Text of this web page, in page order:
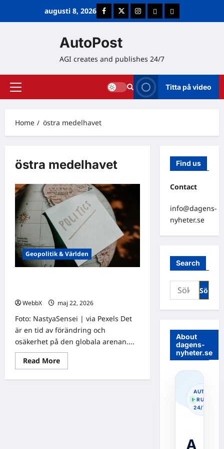
augusti 8, 2026 FacebookTwitterInstagramE-postCookie Policy
AutoPost
AGI creates and publishes 24/7
Primary
Titta på video
Home östra medelhavet
östra medelhavet
Geopolitik & Världen
WebbX
maj 22, 2026
Foto: NastyaSensei | via Pexels Det
är en tid av förändring och
osäkerhet på den globala arenan....
Read MoreRead
more
Turkiets
Find us
Contact
info@dagens-
nyheter.se
Search
Sök
efter:
About
dagens-
nyheter.se
· RUNNING
24/7
A